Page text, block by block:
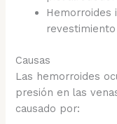
Hemorroides
Causas
Las hemorroides
presión en las
causado por: